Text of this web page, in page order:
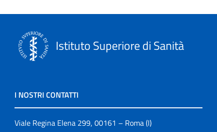
Istituto Superiore di Sanità
I NOSTRI CONTATTI
Viale Regina Elena 299, 00161 – Roma (I)